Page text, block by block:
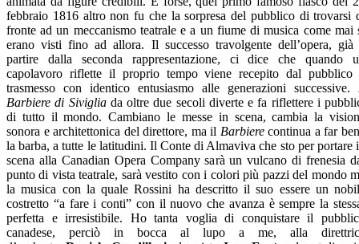
febbraio 1816 altro non fu che la sorpresa del pubblico di trovarsi
fronte ad un meccanismo teatrale e a un fiume di musica come mai
erano visti fino ad allora. Il successo travolgente dell’opera, già
partire dalla seconda rappresentazione, ci dice che quando
capolavoro riflette il proprio tempo viene recepito dal pubblico
trasmesso con identico entusiasmo alle generazioni successive.
Barbiere di Sivigliada oltre due secoli diverte e fa riflettere i
di tutto il mondo. Cambiano le messe in scena, cambia la
sonora e architettonica del direttore, ma il Barbierecontinua a far
la barba, a tutte le latitudini. Il Conte di Almaviva che sto per portare
scena alla Canadian Opera Company sarà un vulcano di frenesia
punto di vista teatrale, sarà vestito con i colori più pazzi del mondo
la musica con la quale Rossini ha descritto il suo essere un
costretto “a fare i conti” con il nuovo che avanza è sempre la
perfetta e irresistibile. Ho tanta voglia di conquistare il
canadese, perciò in bocca al lupo a me, alla